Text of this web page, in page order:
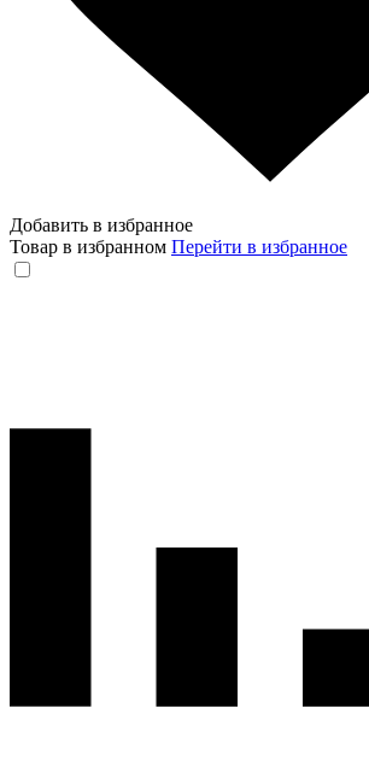
Добавить в избранное
Товар в избранном Перейти в избранное